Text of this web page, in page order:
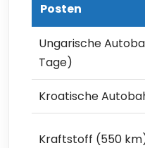
Posten
Ungarische
Tage)
Kroatische
Kraftstoff (550